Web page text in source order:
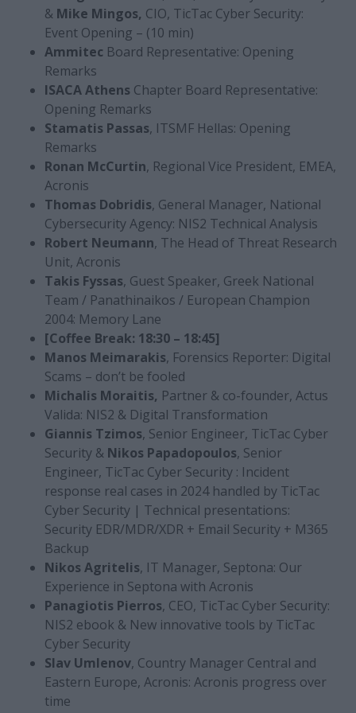
& Mike Mingos, CIO, TicTac Cyber Security:
Event Opening – (10 min)
Ammitec Board Representative: Opening
Remarks
ISACA Athens Chapter Board Representative:
Opening Remarks
Stamatis Passas, ITSMF Hellas: Opening
Remarks
Ronan McCurtin, Regional Vice President, EMEA,
Acronis
Thomas Dobridis, General Manager, National
Cybersecurity Agency: NIS2 Technical Analysis
Robert Neumann, The Head of Threat Research
Unit, Acronis
Takis Fyssas, Guest Speaker, Greek National
Team / Panathinaikos / European Champion
2004: Memory Lane
[Coffee Break: 18:30 – 18:45]
Manos Meimarakis, Forensics Reporter: Digital
Scams – don’t be fooled
Michalis Moraitis, Partner & co-founder, Actus
Valida: NIS2 & Digital Transformation
Giannis Tzimos, Senior Engineer, TicTac Cyber
Security & Nikos Papadopoulos, Senior
Engineer, TicTac Cyber Security : Incident
response real cases in 2024 handled by TicTac
Cyber Security | Technical presentations:
Security EDR/MDR/XDR + Email Security + M365
Backup
Nikos Agritelis, IT Manager, Septona: Our
Experience in Septona with Acronis
Panagiotis Pierros, CEO, TicTac Cyber Security:
NIS2 ebook & New innovative tools by TicTac
Cyber Security
Slav Umlenov, Country Manager Central and
Eastern Europe, Acronis: Acronis progress over
time